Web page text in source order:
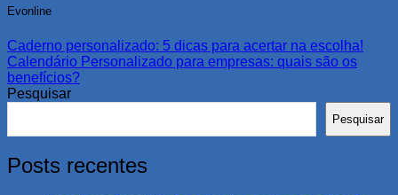
Evonline
Caderno personalizado: 5 dicas para acertar na escolha!
Calendário Personalizado para empresas: quais são os
benefícios?
Pesquisar
Pesquisar
Posts recentes